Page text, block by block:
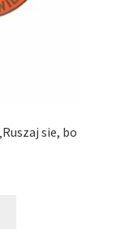
sie, bo